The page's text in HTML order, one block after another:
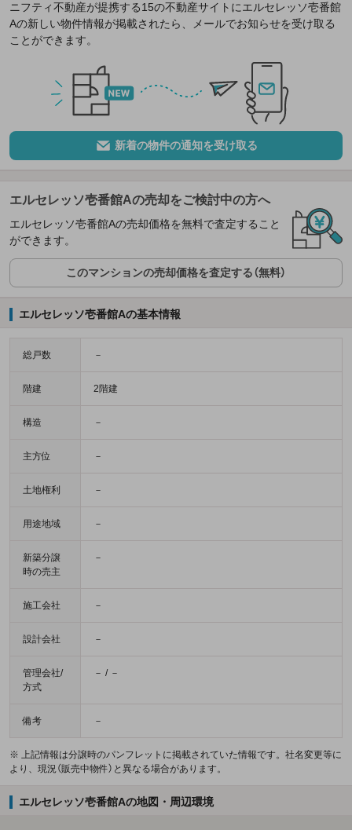
ニフティ不動産が提携する15の不動産サイトにエルセレッソ壱番館
Aの新しい物件情報が掲載されたら、メールでお知らせを受け取る
ことができます。
新着の物件の通知を受け取る
エルセレッソ壱番館Aの売却をご検討中の方へ
エルセレッソ壱番館Aの売却価格を無料で査定すること
ができます。
このマンションの売却価格を査定する（無料）
エルセレッソ壱番館Aの基本情報
総戸数 －
階建 2階建
構造 －
主方位 －
土地権利 －
用途地域 －
新築分譲
時の売主
－
施工会社 －
設計会社 －
管理会社/
方式
－ / －
備考 －
※ 上記情報は分譲時のパンフレットに掲載されていた情報です。社名変更等に
より、現況（販売中物件）と異なる場合があります。
エルセレッソ壱番館Aの地図・周辺環境